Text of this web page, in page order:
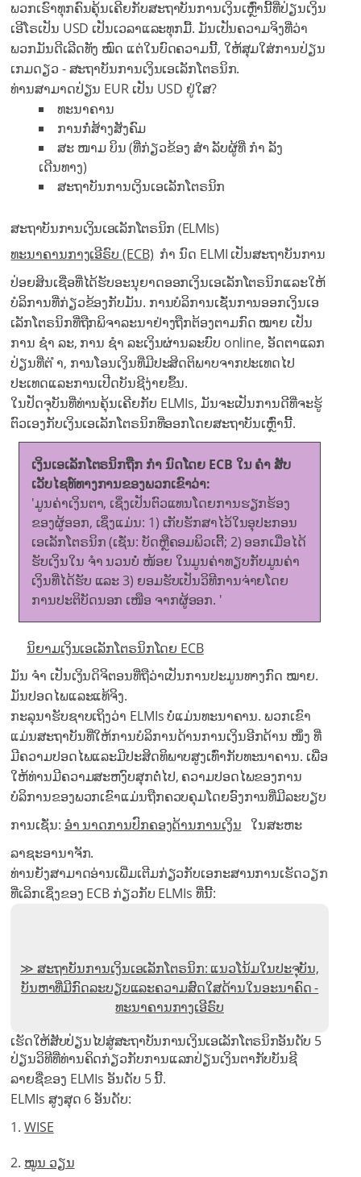
ພວກເຮົາທຸກຄົນຄຸ້ນເຄີຍກັບສະຖາບັນການເງິນເຫຼົ່ານີ້ທີ່ປ່ຽນເງິນ
ເອີໂຣເປັນ USD ເປັນເວລາແລະທຸກມື້. ມັນເປັນຄວາມຈິງທີ່ວ່າ
ພວກມັນດີເລີດທັງ ໝົດ ແຕ່ໃນບົດຄວາມນີ້, ໃຫ້ສຸມໃສ່ການປ່ຽນ
ເກມດຽວ - ສະຖາບັນການເງິນເອເລັກໂຕຣນິກ.
ທ່ານສາມາດປ່ຽນ EUR ເປັນ USD ຢູ່ໃສ?
ທະນາຄານ
ການກໍ່ສ້າງສັງຄົມ
ສະ ໜາມ ບິນ (ທີ່ກ່ຽວຂ້ອງ ສຳ ລັບຜູ້ທີ່ ກຳ ລັງ
ເດີນທາງ)
ສະຖາບັນການເງິນເອເລັກໂຕຣນິກ
ສະຖາບັນການເງິນເອເລັກໂຕຣນິກ (ELMIs)
ທະນາຄານກາງເອີຣົບ (ECB) ກຳ ນົດ ELMI ເປັນສະຖາບັນການ
ປ່ອຍສິນເຊື່ອທີ່ໄດ້ຮັບອະນຸຍາດອອກເງິນເອເລັກໂຕຣນິກແລະໃຫ້
ບໍລິການທີ່ກ່ຽວຂ້ອງກັບມັນ. ການບໍລິການເຊັ່ນການອອກເງິນເອ
ເລັກໂຕຣນິກທີ່ຖືກພິຈາລະນາຢ່າງຖືກຕ້ອງຕາມກົດ ໝາຍ ເປັນ
ການ ຊຳ ລະ, ການ ຊຳ ລະເງິນຜ່ານລະບົບ online, ອັດຕາແລກ
ປ່ຽນທີ່ຕ່ ຳ, ການໂອນເງິນທີ່ມີປະສິດຕິພາບຈາກປະເທດໄປ
ປະເທດແລະການເປີດບັນຊີງ່າຍຂຶ້ນ.
ໃນປັດຈຸບັນທີ່ທ່ານຄຸ້ນເຄີຍກັບ ELMIs, ມັນຈະເປັນການດີທີ່ຈະຮູ້
ຕົວເອງກັບເງິນເອເລັກໂຕຣນິກທີ່ອອກໂດຍສະຖາບັນເຫຼົ່ານີ້.
ເງິນເອເລັກໂຕຣນິກຖືກ ກຳ ນົດໂດຍ ECB ໃນ ຄຳ ສັບ
ເວັບໄຊທ໌ທາງການຂອງພວກເຂົາວ່າ:
'ມູນຄ່າເງິນຕາ, ເຊິ່ງເປັນຕົວແທນໂດຍການຮຽກຮ້ອງ
ຂອງຜູ້ອອກ, ເຊິ່ງແມ່ນ: 1) ເກັບຮັກສາໄວ້ໃນອຸປະກອນ
ເອເລັກໂຕຣນິກ (ເຊັ່ນ: ບັດຫຼືຄອມພິວເຕີ້; 2) ອອກເມື່ອໄດ້
ຮັບເງິນໃນ ຈຳ ນວນບໍ່ ໜ້ອຍ ໃນມູນຄ່າທຽບກັບມູນຄ່າ
ເງິນທີ່ໄດ້ຮັບ ແລະ 3) ຍອມຮັບເປັນວິທີການຈ່າຍໂດຍ
ການປະຕິບັດນອກ ເໜືອ ຈາກຜູ້ອອກ. '
ນິຍາມເງິນເອເລັກໂຕຣນິກໂດຍ ECB
ມັນ ຈຳ ເປັນເງິນດິຈິຕອນທີ່ຖືວ່າເປັນການປະມູນທາງກົດ ໝາຍ.
ມັນປອດໄພແລະແທ້ຈິງ.
ກະລຸນາຮັບຊາບເຖິງວ່າ ELMIs ບໍ່ແມ່ນທະນາຄານ. ພວກເຂົາ
ແມ່ນສະຖາບັນທີ່ໃຫ້ການບໍລິການດ້ານການເງິນອີກດ້ານ ໜຶ່ງ ທີ່
ມີຄວາມປອດໄພແລະມີປະສິດທິພາບສູງເທົ່າກັບທະນາຄານ. ເພື່ອ
ໃຫ້ທ່ານມີຄວາມສະຫງົບສຸກຕໍ່ໄປ, ຄວາມປອດໄພຂອງການ
ບໍລິການຂອງພວກເຂົາແມ່ນຖືກຄວບຄຸມໂດຍອົງການທີ່ມີລະບຽບ
ການເຊັ່ນ: ອຳ ນາດການປົກຄອງດ້ານການເງິນ ໃນສະຫະ
ລາຊະອານາຈັກ.
ທ່ານຍັງສາມາດອ່ານເພີ່ມເຕີມກ່ຽວກັບເອກະສານການເຮັດວຽກ
ທີ່ເລິກເຊິ່ງຂອງ ECB ກ່ຽວກັບ ELMIs ທີ່ນີ້:
ສະຖາບັນການເງິນເອເລັກໂຕຣນິກ: ແນວໂນ້ມໃນປະຈຸບັນ,
ບັນຫາທີ່ມີກົດລະບຽບແລະຄວາມສົດໃສດ້ານໃນອະນາຄົດ -
ທະນາຄານກາງເອີຣົບ
ເຮັດໃຫ້ສັບປ່ຽນໄປສູ່ສະຖາບັນການເງິນເອເລັກໂຕຣນິກອັນດັບ 5
ປ່ຽນວິທີທີ່ທ່ານຄິດກ່ຽວກັບການແລກປ່ຽນເງິນຕາກັບບັນຊີ
ລາຍຊື່ຂອງ ELMIs ອັນດັບ 5 ນີ້.
ELMIs ສູງສຸດ 6 ອັນດັບ:
WISE
ໝູນ ວຽນ